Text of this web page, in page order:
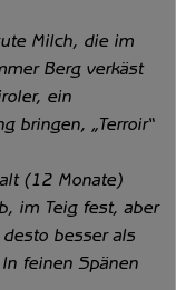
Milch, die im
Berg verkäst
ein
bringen, „Terroir“
(12 Monate)
im Teig fest, aber
besser als
feinen Spänen